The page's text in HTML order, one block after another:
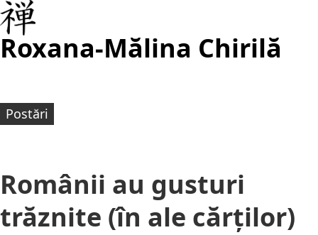
Roxana-Mălina Chirilă
Postări
Românii au gusturi
trăznite (în ale cărților)